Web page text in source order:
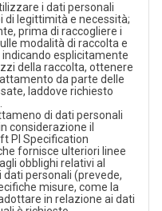
i dati personali
di legittimità e necessità;
prima di raccogliere i
modalità di raccolta e
esplicitamente
della raccolta, ottenere
da parte delle
laddove richiesto
di dati personali
considerazione il
PI Specification
fornisce ulteriori linee
obblighi relativi al
personali (prevede,
misure, come la
in relazione ai dati